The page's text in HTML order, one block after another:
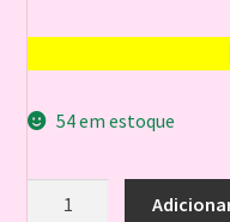
54 em estoque